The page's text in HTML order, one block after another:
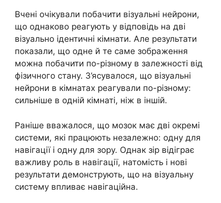
Вчені очікували побачити візуальні нейрони,
що однаково реагують у відповідь на дві
візуально ідентичні кімнати. Але результати
показали, що одне й те саме зображення
можна побачити по-різному в залежності від
фізичного стану. З’ясувалося, що візуальні
нейрони в кімнатах реагували по-різному:
сильніше в одній кімнаті, ніж в іншій.
Раніше вважалося, що мозок має дві окремі
системи, які працюють незалежно: одну для
навігації і одну для зору. Однак зір відіграє
важливу роль в навігації, натомість і нові
результати демонструють, що на візуальну
систему впливає навігаційна.